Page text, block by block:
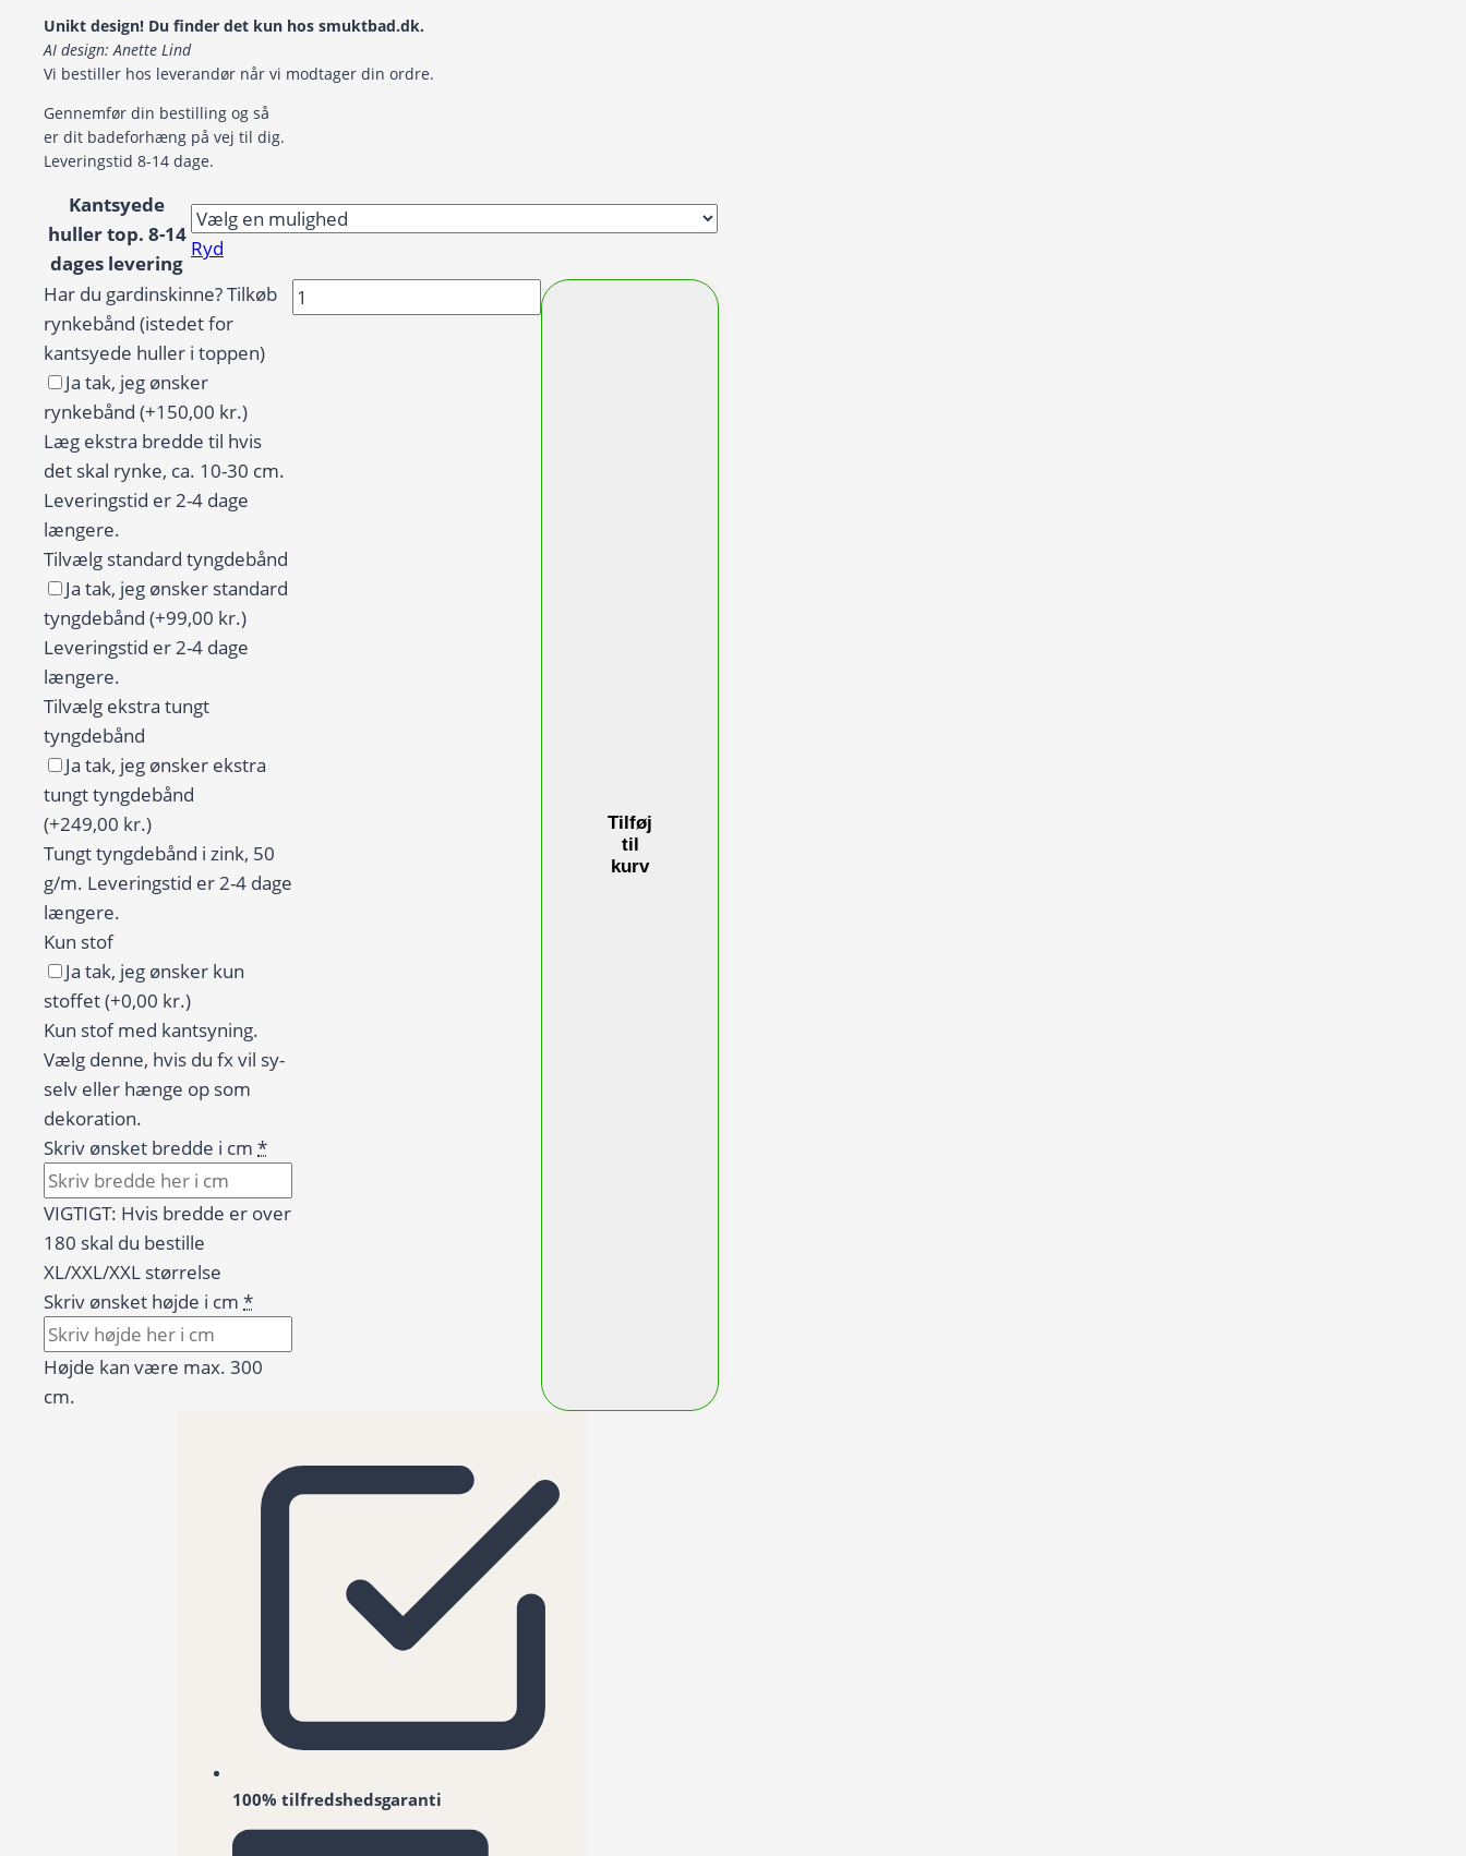
til
1.599,00 kr.
Unikt design! Du finder det kun hos smuktbad.dk.
AI design: Anette Lind
Vi bestiller hos leverandør når vi modtager din ordre.
Gennemfør din bestilling og så
er dit badeforhæng på vej til dig.
Leveringstid 8-14 dage.
Kantsyede
huller top. 8-14
dages levering
Ryd
Har du gardinskinne? Tilkøb
rynkebånd (istedet for
kantsyede huller i toppen)
Ja tak, jeg ønsker
rynkebånd (+150,00 kr.)
Læg ekstra bredde til hvis
det skal rynke, ca. 10-30 cm.
Leveringstid er 2-4 dage
længere.
Tilvælg standard tyngdebånd
Ja tak, jeg ønsker standard
tyngdebånd (+99,00 kr.)
Leveringstid er 2-4 dage
længere.
Tilvælg ekstra tungt
tyngdebånd
Ja tak, jeg ønsker ekstra
tungt tyngdebånd
(+249,00 kr.)
Tungt tyngdebånd i zink, 50
g/m. Leveringstid er 2-4 dage
længere.
Kun stof
Ja tak, jeg ønsker kun
stoffet(+0,00 kr.)
Kun stof med kantsyning.
Vælg denne, hvis du fx vil sy-
selv eller hænge op som
dekoration.
Skriv ønsket bredde i cm *
VIGTIGT: Hvis bredde er over
180 skal du bestille
XL/XXL/XXL størrelse
Skriv ønsket højde i cm *
Højde kan være max. 300
cm.
Badeforhæng
citronsommer
Tilføj
til
kurv
100% tilfredshedsgaranti